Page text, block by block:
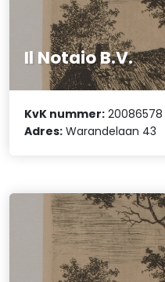
Il Notaio B.V.
KvK nummer: 20086578
Adres: Warandelaan 43